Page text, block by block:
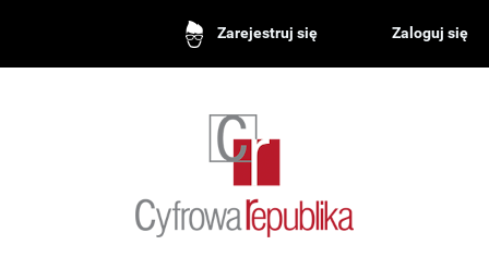
Zarejestruj się Zaloguj się